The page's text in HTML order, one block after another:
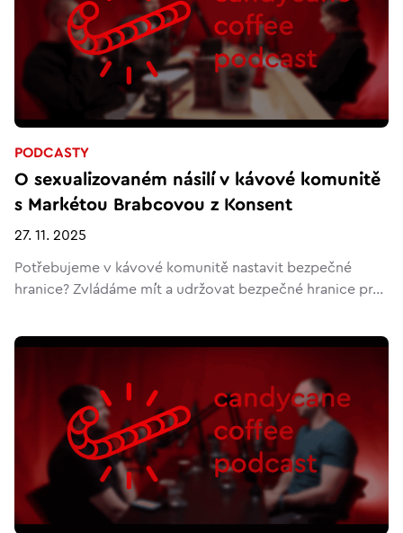
PODCASTY
O sexualizovaném násilí v kávové komunitě
s Markétou Brabcovou z Konsent
27. 11. 2025
Potřebujeme v kávové komunitě nastavit bezpečné
hranice? Zvládáme mít a udržovat bezpečné hranice pr...